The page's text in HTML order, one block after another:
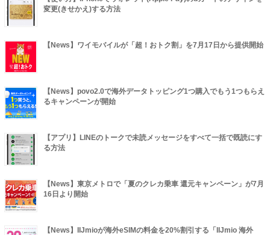
変更(きせかえ)する方法
【News】ワイモバイルが「超！おトク割」を7月17日から提供開始
【News】povo2.0で海外データトッピング1つ購入でもう1つもらえ
るキャンペーンが開始
【アプリ】LINEのトークで未読メッセージをすべて一括で既読にす
る方法
【News】東京メトロで「夏のクレカ乗車 還元キャンペーン」が7月
16日より開始
【News】IIJmioが海外eSIMの料金を20%割引する「IIJmio 海外